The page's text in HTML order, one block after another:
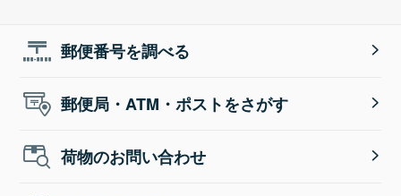
郵便番号を調べる
郵便局・ATM・ポストをさがす
荷物のお問い合わせ